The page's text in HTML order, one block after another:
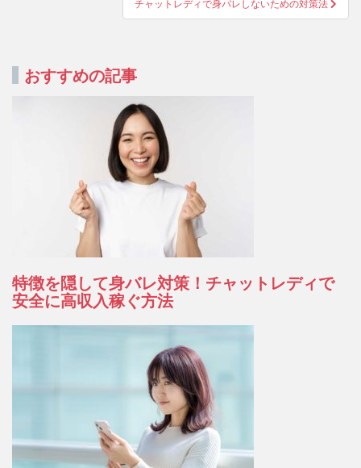
シ
チャットレディで身バレしないための対策法
おすすめの記事
特徴を隠して身バレ対策！チャットレディで
安全に高収入稼ぐ方法